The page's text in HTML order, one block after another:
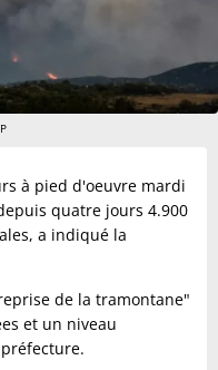
à pied d'oeuvre mardi
quatre jours 4.900
a indiqué la
de la tramontane"
et un niveau